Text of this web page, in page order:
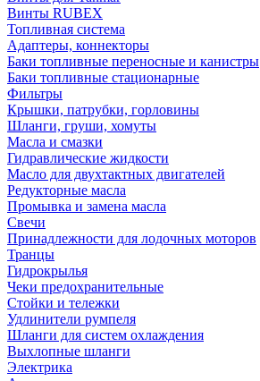
Винты RUBEX
Топливная система
Адаптеры, коннекторы
Баки топливные переносные и канистры
Баки топливные стационарные
Фильтры
Крышки, патрубки, горловины
Шланги, груши, хомуты
Масла и смазки
Гидравлические жидкости
Масло для двухтактных двигателей
Редукторные масла
Промывка и замена масла
Свечи
Принадлежности для лодочных моторов
Транцы
Гидрокрылья
Чеки предохранительные
Стойки и тележки
Удлинители румпеля
Шланги для систем охлаждения
Выхлопные шланги
Электрика